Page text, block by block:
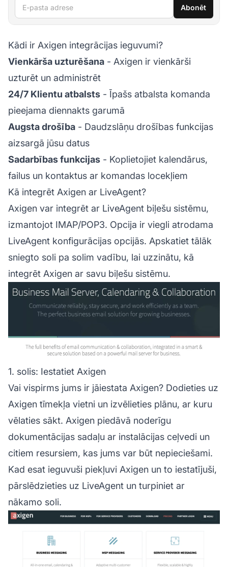
E-pasta adrese Abonēt
Kādi ir Axigen integrācijas ieguvumi?
Vienkārša uzturēšana - Axigen ir vienkārši
uzturēt un administrēt
24/7 Klientu atbalsts - Īpašs atbalsta komanda
pieejama diennakts garumā
Augsta drošība - Daudzslāņu drošības funkcijas
aizsargā jūsu datus
Sadarbības funkcijas - Koplietojiet kalendārus,
failus un kontaktus ar komandas locekļiem
Kā integrēt Axigen ar LiveAgent?
Axigen var integrēt ar LiveAgent biļešu sistēmu,
izmantojot IMAP/POP3. Opcija ir viegli atrodama
LiveAgent konfigurācijas opcijās. Apskatiet tālāk
sniegto soli pa solim vadību, lai uzzinātu, kā
integrēt Axigen ar savu biļešu sistēmu.
1. solis: Iestatiet Axigen
Vai vispirms jums ir jāiestata Axigen? Dodieties uz
Axigen tīmekļa vietni un izvēlieties plānu, ar kuru
vēlaties sākt. Axigen piedāvā noderīgu
dokumentācijas sadaļu ar instalācijas ceļvedi un
citiem resursiem, kas jums var būt nepieciešami.
Kad esat ieguvuši piekļuvi Axigen un to iestatījuši,
pārslēdzieties uz LiveAgent un turpiniet ar
nākamo soli.